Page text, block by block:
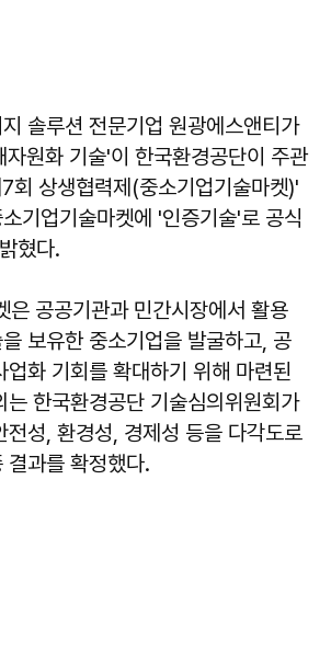
솔루션 전문기업 원광에스앤티가
자원화 기술'이 한국환경공단이 주관
상생협력제(중소기업기술마켓)'
기업기술마켓에 '인증기술'로 공식
혔다.
은 공공기관과 민간시장에서 활용
보유한 중소기업을 발굴하고, 공
업화 기회를 확대하기 위해 마련된
는 한국환경공단 기술심의위원회가
전성, 환경성, 경제성 등을 다각도로
결과를 확정했다.